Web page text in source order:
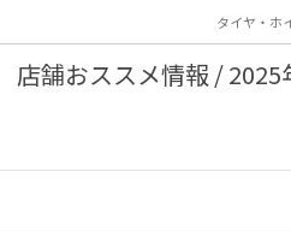
タイヤ・ホ
店舗おススメ情報 / 2025